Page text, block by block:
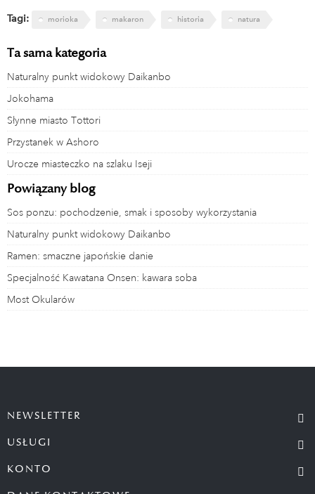
Tagi: morioka makaron historia natura
Ta sama kategoria
Naturalny punkt widokowy Daikanbo
Jokohama
Słynne miasto Tottori
Przystanek w Ashoro
Urocze miasteczko na szlaku Iseji
Powiązany blog
Sos ponzu: pochodzenie, smak i sposoby wykorzystania
Naturalny punkt widokowy Daikanbo
Ramen: smaczne japońskie danie
Specjalność Kawatana Onsen: kawara soba
Most Okularów
NEWSLETTER
USŁUGI
KONTO